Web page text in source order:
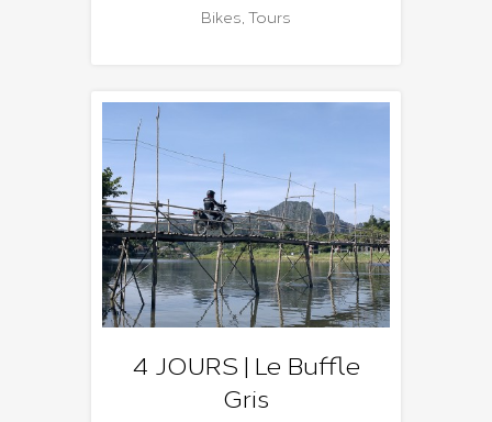
Bikes, Tours
4 JOURS | Le Buffle
Gris